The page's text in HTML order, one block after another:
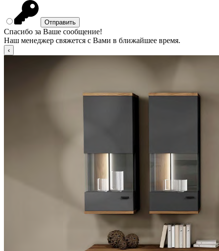
Спасибо за Ваше сообщение!
Наш менеджер свяжется с Вами в ближайшее время.